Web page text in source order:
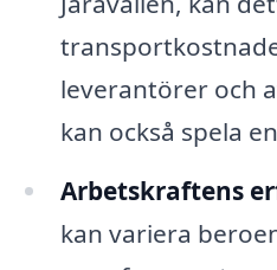
leverantörer och
kan också spela
Arbetskraftens
kan variera